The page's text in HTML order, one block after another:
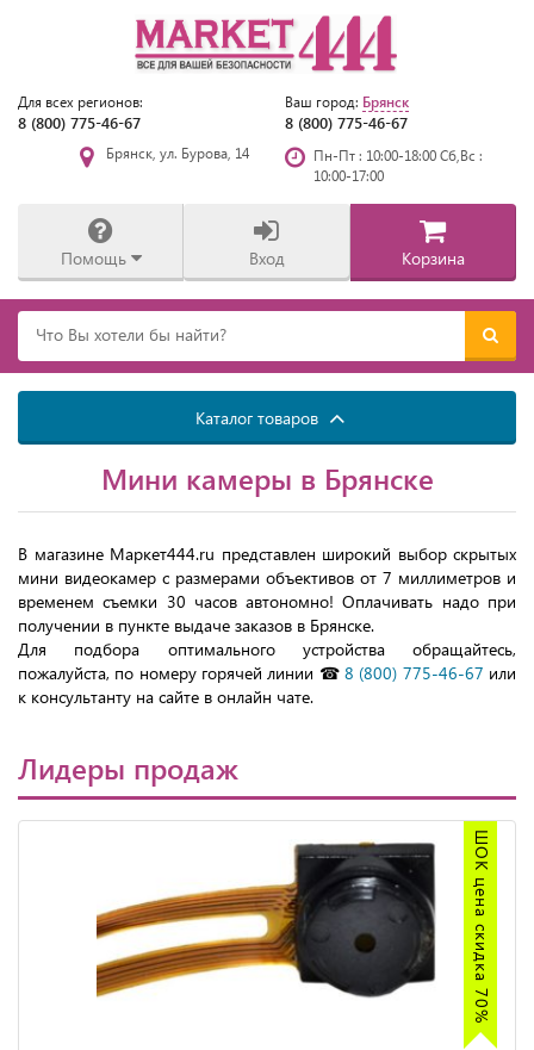
Для всех регионов:
8 (800) 775-46-67
Ваш город: Брянск
8 (800) 775-46-67
Брянск, ул. Бурова, 14
Пн-Пт : 10:00-18:00 Сб,Вс :
10:00-17:00
Помощь Вход Корзина
Каталог товаров
Мини камеры в Брянске
В магазине Маркет444.ru представлен широкий выбор скрытых
мини видеокамер с размерами объективов от 7 миллиметров и
временем съемки 30 часов автономно! Оплачивать надо при
получении в пункте выдаче заказов в Брянске.
Для подбора оптимального устройства обращайтесь,
пожалуйста, по номеру горячей линии ☎8 (800) 775-46-67 или
к консультанту на сайте в онлайн чате.
Лидеры продаж
ШОК цена скидка 70%